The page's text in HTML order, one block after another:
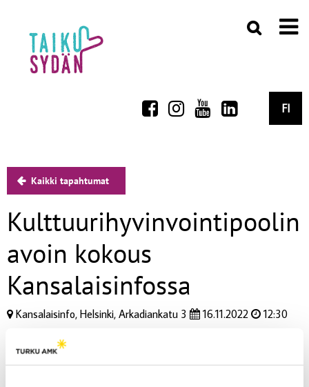
FI
Kaikki tapahtumat
Kulttuurihyvinvointipoolin
avoin kokous
Kansalaisinfossa
Kansalaisinfo, Helsinki, Arkadiankatu 3 16.11.2022
12:30
Kulttuurihyvinvointipooli järjestää avoimen kokouksen Eduskunnan
Kansalaisinfossa Helsingissä, keskiviikkona 16.11.2022 klo 12.30–